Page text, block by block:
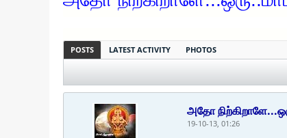
POSTS LATEST ACTIVITY PHOTOS
அதோ
19-10-13, 01:26